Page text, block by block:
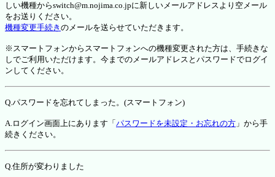
しい機種からswitch@m.nojima.co.jpに新しいメールアドレスより空メール
をお送りください。
機種変更手続き のメールを送らせていただきます。
※スマートフォンからスマートフォンへの機種変更された方は、手続きな
しでご利用いただけます。今までのメールアドレスとパスワードでログイ
ンしてください。
Q.パスワードを忘れてしまった。(スマートフォン)
A.ログイン画面上にあります「 パスワードを未設定・お忘れの方 」から手
続きください。
Q.住所が変わりました